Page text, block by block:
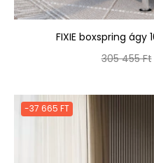
FIXIE boxspring ágy
Normál
305 455 Ft
-37 665 FT